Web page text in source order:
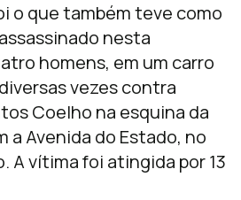
o que também teve como
nesta
homens, em um carro
vezes contra
Coelho na esquina da
a Avenida do Estado, no
A vítima foi atingida por 13